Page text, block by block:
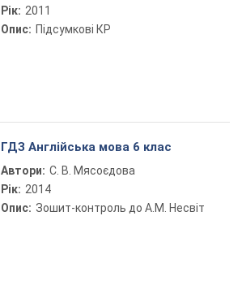
Рік: 2011
Опис: Підсумкові КР
ГДЗ Англійська мова 6 клас
Автори: С. В. Мясоєдова
Рік: 2014
Опис: Зошит-контроль до А.М. Несвіт